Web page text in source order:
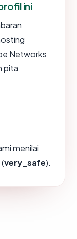
ini
Networks
pita
menilai
(very_safe).